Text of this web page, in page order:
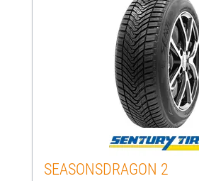
SEASONSDRAGON 2